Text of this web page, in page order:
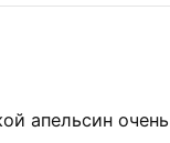
апельсин очень